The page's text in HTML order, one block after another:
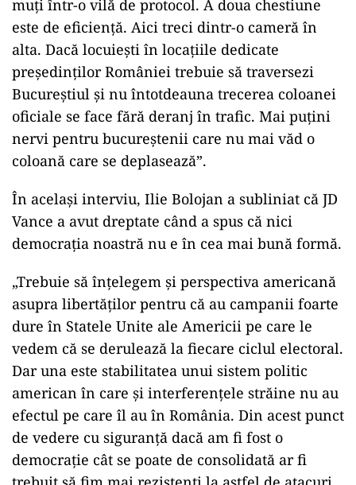
muți într-o vilă de protocol. A doua chestiune
este de eficiență. Aici treci dintr-o cameră în
alta. Dacă locuiești în locațiile dedicate
președinților României trebuie să traversezi
Bucureștiul și nu întotdeauna trecerea coloanei
oficiale se face fără deranj în trafic. Mai puțini
nervi pentru bucureștenii care nu mai văd o
coloană care se deplasează”.
În același interviu, Ilie Bolojan a subliniat că JD
Vance a avut dreptate când a spus că nici
democrația noastră nu e în cea mai bună formă.
„Trebuie să înțelegem și perspectiva americană
asupra libertăților pentru că au campanii foarte
dure în Statele Unite ale Americii pe care le
vedem că se derulează la fiecare ciclul electoral.
Dar una este stabilitatea unui sistem politic
american în care și interferențele străine nu au
efectul pe care îl au în România. Din acest punct
de vedere cu siguranță dacă am fi fost o
democrație cât se poate de consolidată ar fi